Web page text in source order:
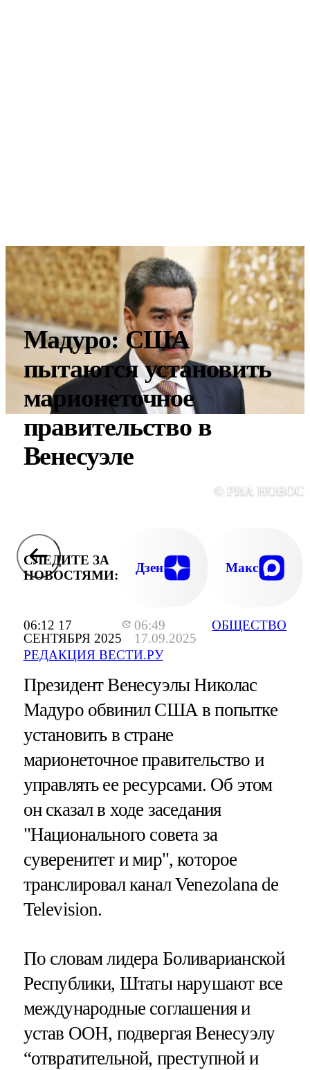
06:12 17
СЕНТЯБРЯ 2025
06:49
17.09.2025
РЕДАКЦИЯ ВЕСТИ.РУ
ОБЩЕСТВО
Мадуро: США
пытаются установить
марионеточное
правительство в
Венесуэле
© РИА
СЛЕДИТЕ ЗА
НОВОСТЯМИ:
Дзен Макс
Президент Венесуэлы Николас
Мадуро обвинил США в попытке
установить в стране
марионеточное правительство и
управлять ее ресурсами. Об этом
он сказал в ходе заседания
"Национального совета за
суверенитет и мир", которое
транслировал канал Venezolana de
Television.
По словам лидера Боливарианской
Республики, Штаты нарушают все
международные соглашения и
устав ООН, подвергая Венесуэлу
“отвратительной, преступной и